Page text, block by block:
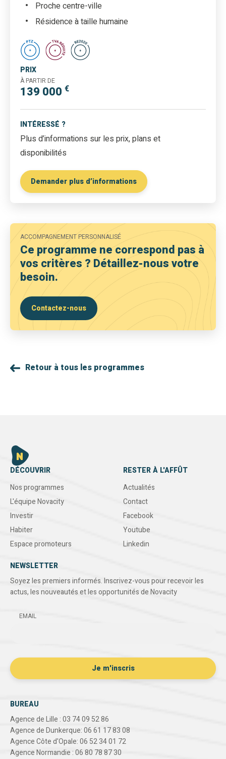
Proche centre-ville
Résidence à taille humaine
PRIX
À PARTIR DE
139 000 €
INTÉRESSÉ ?
Plus d’informations sur les prix, plans et
disponibilités
Demander plus d’informations
ACCOMPAGNEMENT PERSONNALISÉ
Ce programme ne correspond pas à
vos critères ? Détaillez-nous votre
besoin.
Contactez-nous
Retour à tous les programmes
DÉCOUVRIR
Nos programmes
L'équipe Novacity
Investir
Habiter
Espace promoteurs
RESTER À L'AFFÛT
Actualités
Contact
Facebook
Youtube
Linkedin
NEWSLETTER
Soyez les premiers informés. Inscrivez-vous pour recevoir les
actus, les nouveautés et les opportunités de Novacity
EMAIL
BUREAU
Agence de Lille : 03 74 09 52 86
Agence de Dunkerque: 06 61 17 83 08
Agence Côte d'Opale: 06 52 34 01 72
Agence Normandie : 06 80 78 87 30